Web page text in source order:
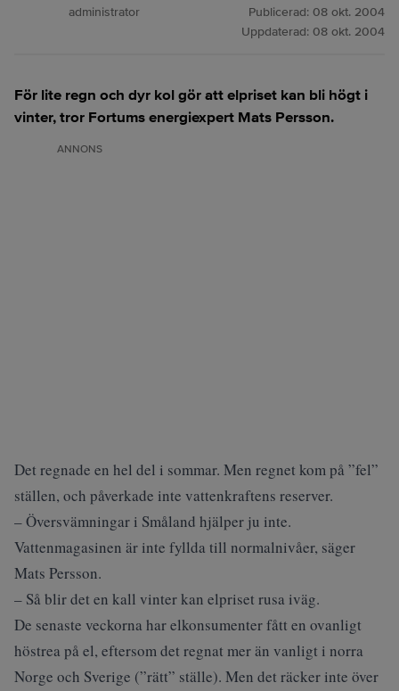
administrator Publicerad: 08 okt. 2004
Uppdaterad: 08 okt. 2004
För lite regn och dyr kol gör att elpriset kan bli högt i
vinter, tror Fortums energiexpert Mats Persson.
ANNONS
Det regnade en hel del i sommar. Men regnet kom på ”fel”
ställen, och påverkade inte vattenkraftens reserver.
– Översvämningar i Småland hjälper ju inte.
Vattenmagasinen är inte fyllda till normalnivåer, säger
Mats Persson.
– Så blir det en kall vinter kan elpriset rusa iväg.
De senaste veckorna har elkonsumenter fått en ovanligt
höstrea på el, eftersom det regnat mer än vanligt i norra
Norge och Sverige (”rätt” ställe). Men det räcker inte över